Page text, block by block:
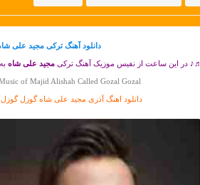
دانلود آهنگ ترکی مجید علی
♬♪ در این ساعت از نفیس موزیک آهنگ ترکی مجید علی شاه
of Majid Alishah Called Gozal Gozal
دانلود اهنگ آذری مجید علی شاه گوزل گوزل